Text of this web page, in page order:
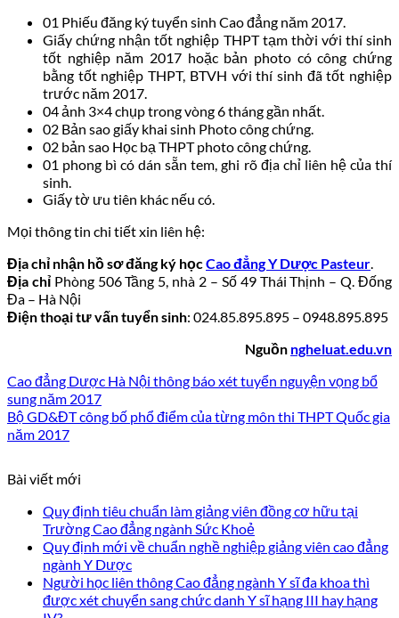
01 Phiếu đăng ký tuyển sinh Cao đẳng năm 2017.
Giấy chứng nhận tốt nghiệp THPT tạm thời với thí sinh
tốt nghiệp năm 2017 hoặc bản photo có công chứng
bằng tốt nghiệp THPT, BTVH với thí sinh đã tốt nghiệp
trước năm 2017.
04 ảnh 3×4 chụp trong vòng 6 tháng gần nhất.
02 Bản sao giấy khai sinh Photo công chứng.
02 bản sao Học bạ THPT photo công chứng.
01 phong bì có dán sẵn tem, ghi rõ địa chỉ liên hệ của thí
sinh.
Giấy tờ ưu tiên khác nếu có.
Mọi thông tin chi tiết xin liên hệ:
Địa chỉ nhận hồ sơ đăng ký họcCao đẳng Y Dược Pasteur.
Địa chỉPhòng 506 Tầng 5, nhà 2 – Số 49 Thái Thịnh – Q. Đống
Đa – Hà Nội
Điện thoại tư vấn tuyển sinh: 024.85.895.895 – 0948.895.895
Nguồn ngheluat.edu.vn
Cao đẳng Dược Hà Nội thông báo xét tuyển nguyện vọng bổ
sung năm 2017
Bộ GD&ĐT công bố phổ điểm của từng môn thi THPT Quốc gia
năm 2017
Bài viết mới
Quy định tiêu chuẩn làm giảng viên đồng cơ hữu tại
Trường Cao đẳng ngành Sức Khoẻ
Quy định mới về chuẩn nghề nghiệp giảng viên cao đẳng
ngành Y Dược
Người học liên thông Cao đẳng ngành Y sĩ đa khoa thì
được xét chuyển sang chức danh Y sĩ hạng III hay hạng